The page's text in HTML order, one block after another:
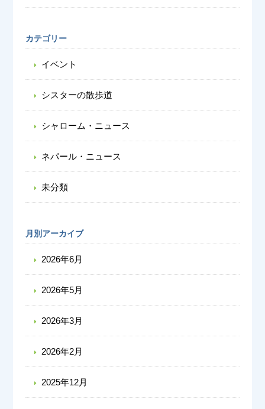
カテゴリー
イベント
シスターの散歩道
シャローム・ニュース
ネパール・ニュース
未分類
月別アーカイブ
2026年6月
2026年5月
2026年3月
2026年2月
2025年12月